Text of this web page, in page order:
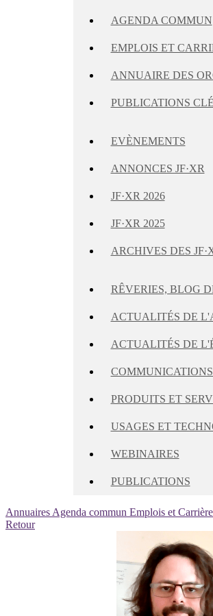
AGENDA COMMUN
EMPLOIS ET
ANNUAIRE DES
PUBLICATIONS
EVÈNEMENTS
ANNONCES JF·XR
JF·XR 2026
JF·XR 2025
ARCHIVES DES
RÊVERIES, BLOG
ACTUALITÉS DE
ACTUALITÉS DE
PRODUITS ET
USAGES ET
WEBINAIRES
PUBLICATIONS
Annuaires Agenda commun Emplois et
Retour